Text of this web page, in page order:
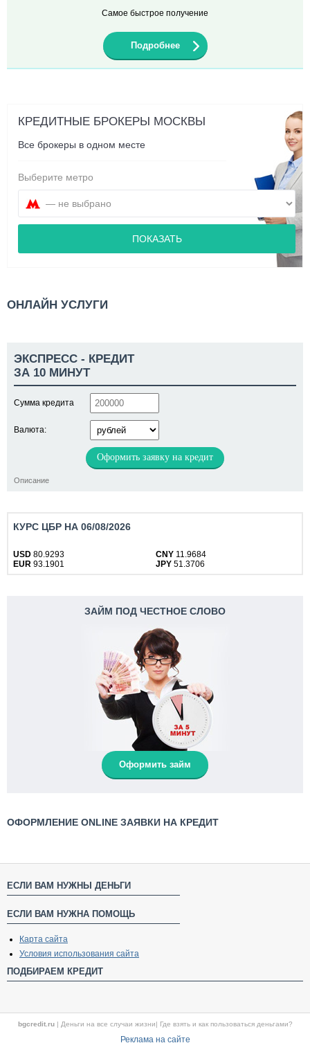
Самое быстрое получение
Подробнее
КРЕДИТНЫЕ БРОКЕРЫ МОСКВЫ
Все брокеры в одном месте
Выберите метро
ПОКАЗАТЬ
ОНЛАЙН УСЛУГИ
ЭКСПРЕСС - КРЕДИТ
ЗА 10 МИНУТ
Сумма кредита
Валюта:
Оформить заявку на кредит
Описание
КУРС ЦБР НА 06/08/2026
USD 80.9293 CNY 11.9684
EUR 93.1901 JPY 51.3706
ЗАЙМ ПОД ЧЕСТНОЕ СЛОВО
Оформить займ
ОФОРМЛЕНИЕ ONLINE ЗАЯВКИ НА КРЕДИТ
ЕСЛИ ВАМ НУЖНЫ ДЕНЬГИ
ЕСЛИ ВАМ НУЖНА ПОМОЩЬ
Карта сайта
Условия использования сайта
ПОДБИРАЕМ КРЕДИТ
bgcredit.ru | Деньги на все случаи жизни| Где взять и как пользоваться деньгами?
Реклама на сайте